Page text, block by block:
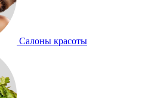
Салоны красоты